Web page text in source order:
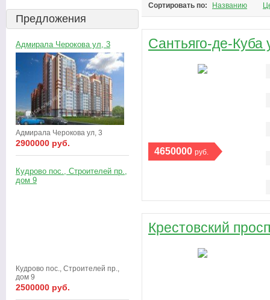
Предложения
Адмирала Черокова ул, 3
Адмирала Черокова ул, 3
2900000 руб.
Кудрово пос., Строителей пр.,
дом 9
Кудрово пос., Строителей пр.,
дом 9
2500000 руб.
Сортировать по: Названию
Сантьяго-де-Куба
4650000 руб.
Крестовский